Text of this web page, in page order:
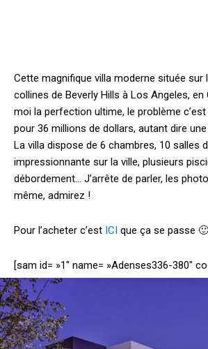
Cette magnifique villa moderne située sur
collines de Beverly Hills à Los Angeles,
moi la perfection ultime, le problème c’est
pour 36 millions de dollars, autant dire
La villa dispose de 6 chambres, 10 salles
impressionnante sur la ville, plusieurs
débordement… J’arrête de parler, les
même, admirez !
Pour l’acheter c’est ICI que ça se passe 🙂
[sam id= »1″ name= »Adenses336-380″